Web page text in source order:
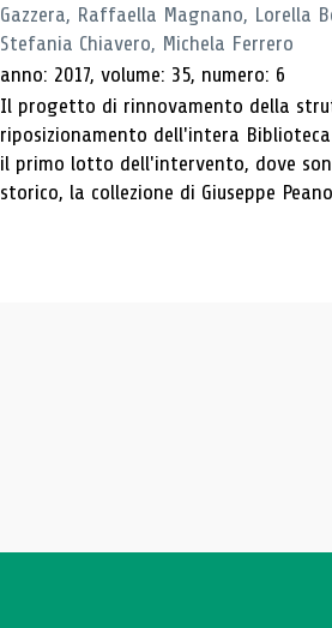
Gazzera, Raffaella Magnano, Lorella
Stefania Chiavero, Michela Ferrero
anno: 2017, volume: 35, numero: 6
Il progetto di rinnovamento della
riposizionamento dell'intera
il primo lotto dell'intervento, dove
storico, la collezione di Giuseppe